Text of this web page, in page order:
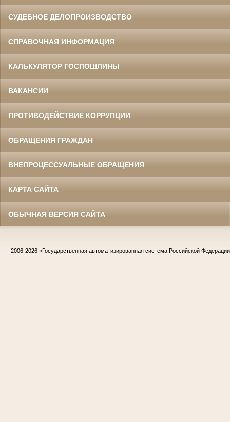
СУДЕБНОЕ ДЕЛОПРОИЗВОДСТВО
СПРАВОЧНАЯ ИНФОРМАЦИЯ
КАЛЬКУЛЯТОР ГОСПОШЛИНЫ
ВАКАНСИИ
ПРОТИВОДЕЙСТВИЕ КОРРУПЦИИ
ОБРАЩЕНИЯ ГРАЖДАН
ВНЕПРОЦЕССУАЛЬНЫЕ ОБРАЩЕНИЯ
КАРТА САЙТА
ОБЫЧНАЯ ВЕРСИЯ САЙТА
2006-2026 «Государственная автоматизированная система Российской